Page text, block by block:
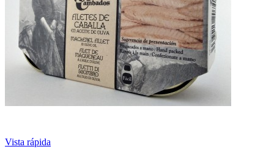
Vista rápida